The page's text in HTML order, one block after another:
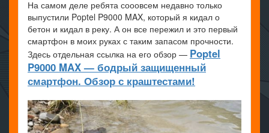
На самом деле ребята сооовсем недавно только
выпустили Poptel P9000 MAX, который я кидал о
бетон и кидал в реку. А он все пережил и это первый
смартфон в моих руках с таким запасом прочности.
Здесь отдельная ссылка на его обзор — Poptel
P9000 MAX — бодрый защищенный
смартфон. Обзор с краштестами!